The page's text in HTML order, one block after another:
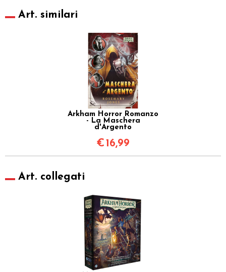
Art. similari
Arkham Horror Romanzo
- La Maschera
d'Argento
€ 16,99
Art. collegati